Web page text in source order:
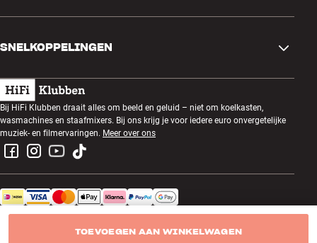
TOEVOEGEN AAN WINKELWAGEN
Ruilen en retourneren
Bestelling herroepen
Algemene voorwaarden
Privacybeleid
Over ons
Klantenclub
Luisteravond
Prijsvragen
Werken bij HiFi Klubben
SNELKOPPELINGEN
Cadeaubonnen
Bouwen met geluid
Montage en installatie
Apparaten recyclen
Bij HiFi Klubben draait alles om beeld en geluid – niet om koelkasten,
wasmachines en staafmixers. Bij ons krijg je voor iedere euro onvergetelijke
muziek- en filmervaringen. Meer over ons